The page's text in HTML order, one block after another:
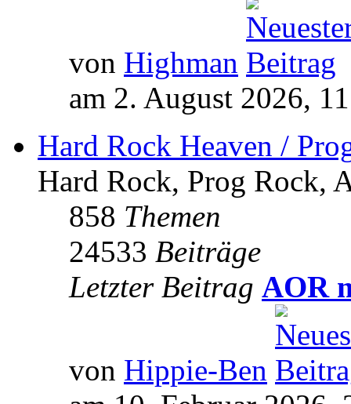
von Highman
am 2. August 2026,
Hard Rock Heaven /
Hard Rock, Prog Rock,
858 Themen
24533 Beiträge
Letzter Beitrag AOR
von Hippie-Ben